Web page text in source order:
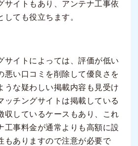
サイトもあり、アンテナ工事依
ても役立ちます。
サイトによっては、評価が低い
悪い口コミを削除して優良さを
うな疑わしい掲載内容も見受け
ッチングサイトは掲載している
収しているケースもあり、これ
工事料金が通常よりも高額に設
もありますので注意が必要で